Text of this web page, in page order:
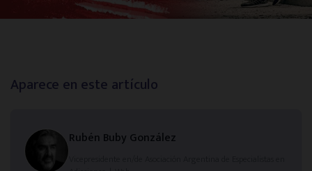
Málaga
Zaragoza
Aparece en este artículo
Rubén Buby González